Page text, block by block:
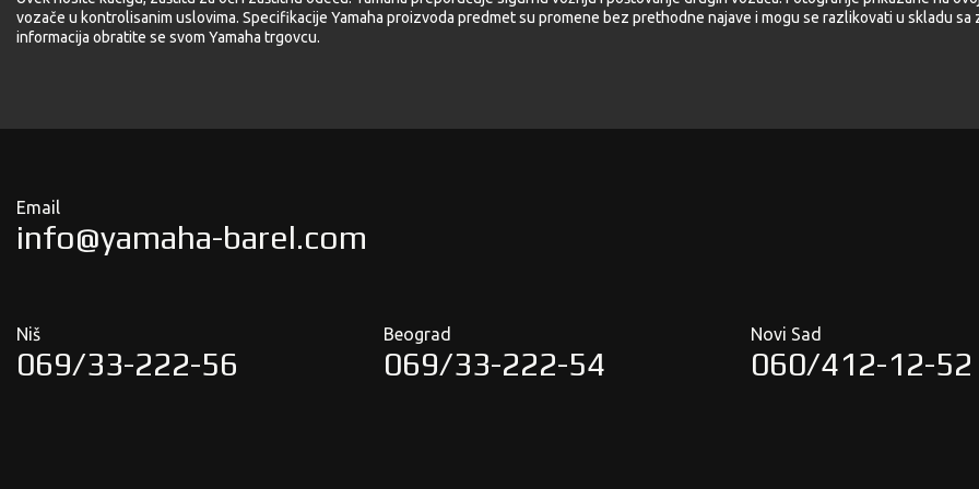
vozače u kontrolisanim uslovima. Specifikacije Yamaha proizvoda predmet su promene bez prethodne najave i mogu se razlikovati u skladu sa
informacija obratite se svom Yamaha trgovcu.
Email
info@yamaha-barel.com
Niš
069/33-222-56
Beograd
069/33-222-54
Novi Sad
060/412-12-52